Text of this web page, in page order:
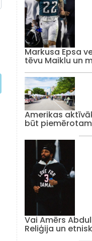
Markusa Epsa
tēvu Maiklu un
Amerikas
būt piemērotam
Vai Amērs
Reliģija un